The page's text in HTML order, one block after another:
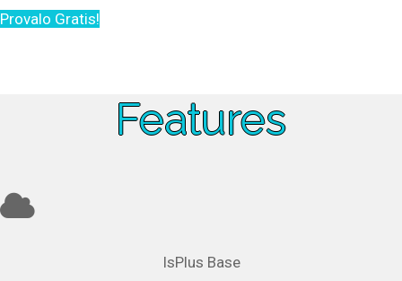
Provalo Gratis!
Features
IsPlus Base